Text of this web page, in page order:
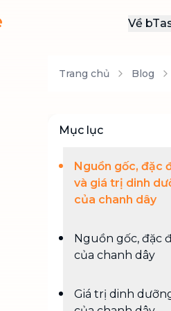
Về
Trang chủ Blog
Mục lục
Nguồn gốc, đặc
và giá trị dinh
của chanh dây
Nguồn gốc, đặc
của chanh dây
Giá trị dinh